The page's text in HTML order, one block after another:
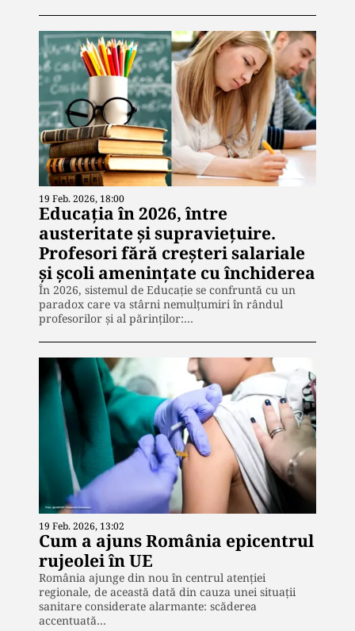
19 Feb. 2026, 18:00
Educația în 2026, între
austeritate și supraviețuire.
Profesori fără creșteri salariale
și școli amenințate cu închiderea
În 2026, sistemul de Educație se confruntă cu un
paradox care va stârni nemulțumiri în rândul
profesorilor și al părinților:…
19 Feb. 2026, 13:02
Cum a ajuns România epicentrul
rujeolei în UE
România ajunge din nou în centrul atenției
regionale, de această dată din cauza unei situații
sanitare considerate alarmante: scăderea
accentuată…